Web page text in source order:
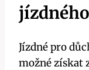
Jízdné pro
možné získat